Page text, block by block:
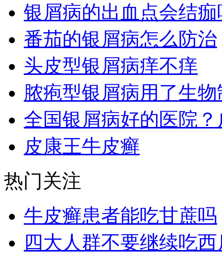
银屑病的出血点会结痂
番茄的银屑病怎么防治
头皮型银屑病痒不痒
脓疱型银屑病用了生
全国银屑病好的医院
皮康王牛皮癣
热门关注
牛皮癣患者能吃甘蔗吗
四大人群不要继续吃